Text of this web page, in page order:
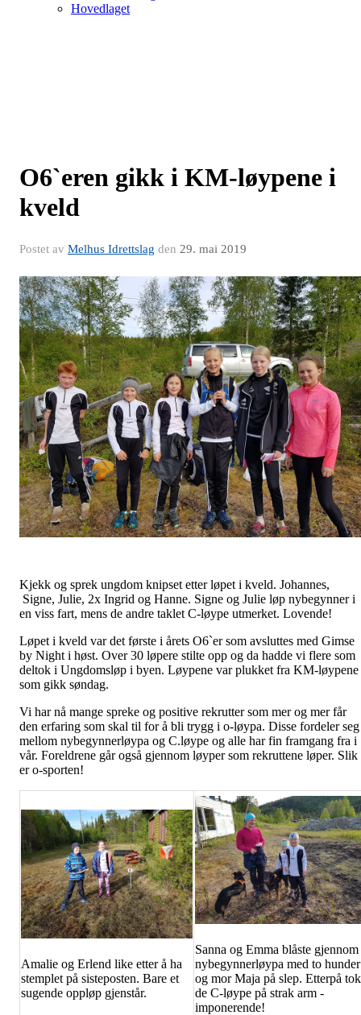
Hovedlaget
O6`eren gikk i KM-løypene i
kveld
Postet av Melhus Idrettslag den 29. mai 2019
Kjekk og sprek ungdom knipset etter løpet i kveld. Johannes,
Signe, Julie, 2x Ingrid og Hanne. Signe og Julie løp nybegynner i
en viss fart, mens de andre taklet C-løype utmerket. Lovende!
Løpet i kveld var det første i årets O6`er som avsluttes med Gimse
by Night i høst. Over 30 løpere stilte opp og da hadde vi flere som
deltok i Ungdomsløp i byen. Løypene var plukket fra KM-løypene
som gikk søndag.
Vi har nå mange spreke og positive rekrutter som mer og mer får
den erfaring som skal til for å bli trygg i o-løypa. Disse fordeler seg
mellom nybegynnerløypa og C.løype og alle har fin framgang fra i
vår. Foreldrene går også gjennom løyper som rekruttene løper. Slik
er o-sporten!
Amalie og Erlend like etter å ha
stemplet på sisteposten. Bare et
sugende oppløp gjenstår.
Sanna og Emma blåste gjennom
nybegynnerløypa med to hunder
og mor Maja på slep. Etterpå tok
de C-løype på strak arm -
imponerende!